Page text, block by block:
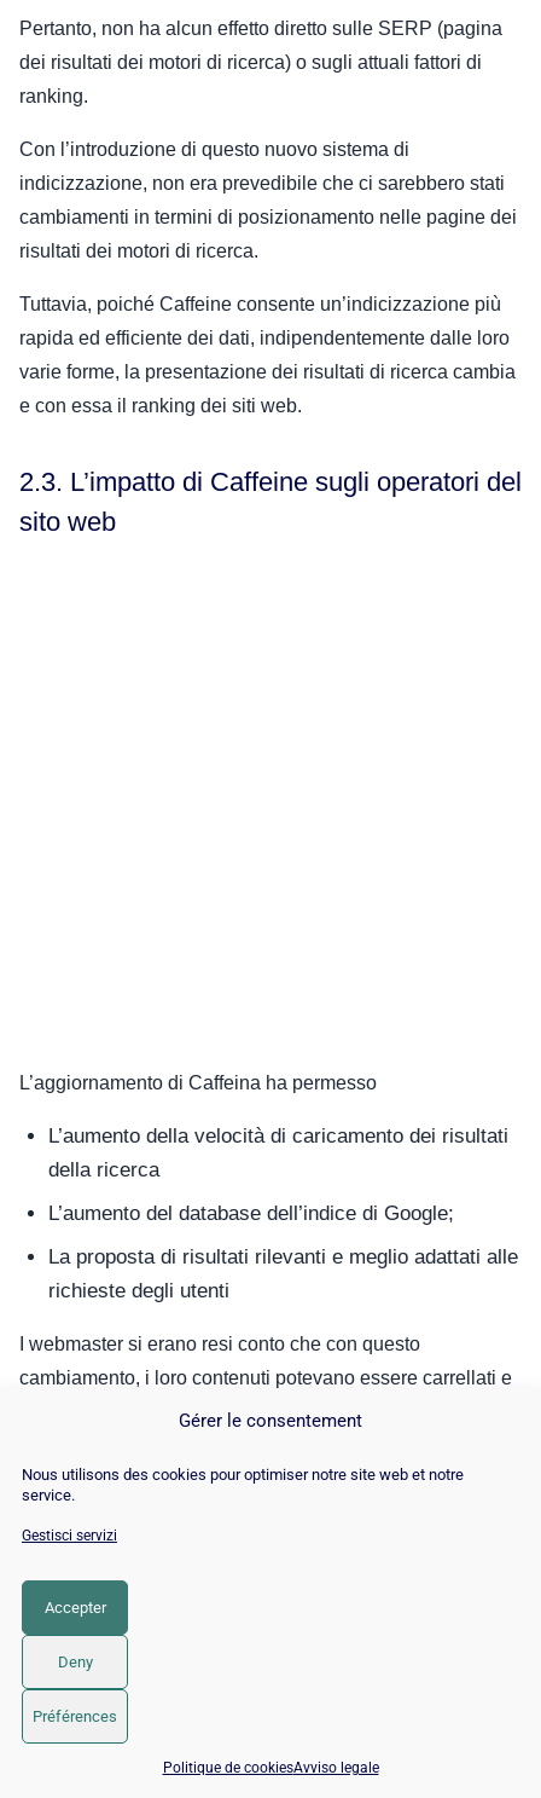
Gérer le consentement
Nous utilisons des cookies pour optimiser notre site web et notre
service.
Gestisci servizi
Accepter
Deny
Préférences
Politique de cookiesAvviso legale
Pertanto, non ha alcun effetto diretto sulle SERP (pagina
dei risultati dei motori di ricerca) o sugli attuali fattori di
ranking.
Con l’introduzione di questo nuovo sistema di
indicizzazione, non era prevedibile che ci sarebbero stati
cambiamenti in termini di posizionamento nelle pagine dei
risultati dei motori di ricerca.
Tuttavia, poiché Caffeine consente un’indicizzazione più
rapida ed efficiente dei dati, indipendentemente dalle loro
varie forme, la presentazione dei risultati di ricerca cambia
e con essa il ranking dei siti web.
2.3. L’impatto di Caffeine sugli operatori del
sito web
L’aggiornamento di Caffeina ha permesso
L’aumento della velocità di caricamento dei risultati
della ricerca
L’aumento del database dell’indice di Google;
La proposta di risultati rilevanti e meglio adattati alle
richieste degli utenti
I webmaster si erano resi conto che con questo
cambiamento, i loro contenuti potevano essere carrellati e
indicizzati dal Googlebot poco dopo la pubblicazione.
📅 Prenota 15 min con un esperto SEO / GEO